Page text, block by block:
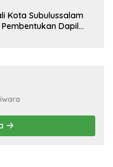
Kota Subulussalam
Pembentukan Dapil